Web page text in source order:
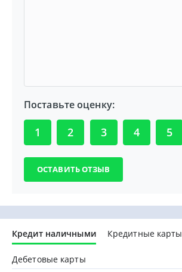
Поставьте оценку:
1 2 3 4 5
Кредит наличными Кредитные карты
Дебетовые карты